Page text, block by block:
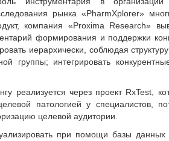
рынка «PharmXplorer»
компания «Proxima Research»
формирования и поддержки
иерархически, соблюдая
группы; интегрировать
реализуется через проект RxTest,
патологией у специалистов,
целевой аудитории.
при помощи базы данных